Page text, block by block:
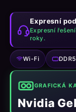
Expresní
Expresní
roky.
Wi-Fi DDR5
GRAFICKÁ
Nvidia
M
A